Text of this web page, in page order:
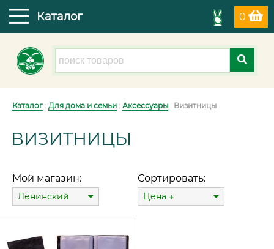
0
Каталог
Каталог: Для дома и семьи : Аксессуары : Визитницы
ВИЗИТНИЦЫ
Мой магазин:
Ленинский
Сортировать:
Цена ↓